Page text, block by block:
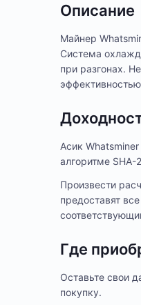
Описание
Майнер
Система
при разгонах.
Асик
алгоритме SHA-
Произвести
предоставят
Где
Оставьте свои
покупку.